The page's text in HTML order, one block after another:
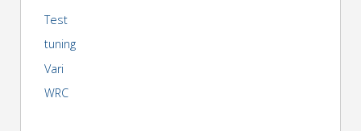
Test
tuning
Vari
WRC